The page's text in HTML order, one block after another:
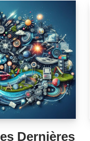
Dernières